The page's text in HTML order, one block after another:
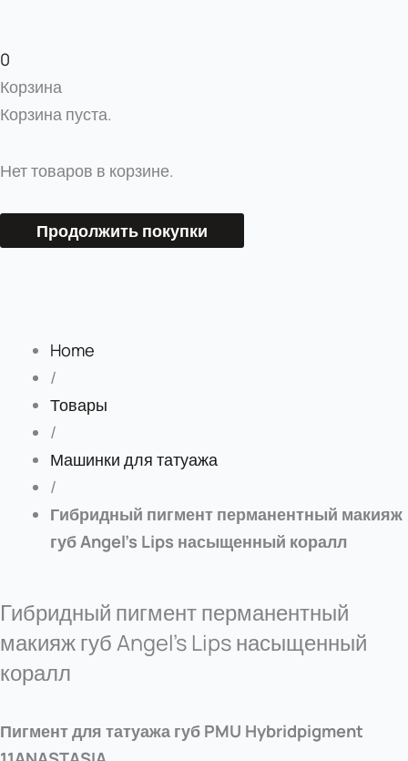
0
Корзина
Корзина пуста.
Нет товаров в корзине.
Продолжить покупки
Home
/
Товары
/
Машинки для татуажа
/
Гибридный пигмент перманентный макияж
губ Angel’s Lips насыщенный коралл
Гибридный пигмент перманентный
макияж губ Angel’s Lips насыщенный
коралл
Пигмент для татуажа губ PMU Hybridpigment